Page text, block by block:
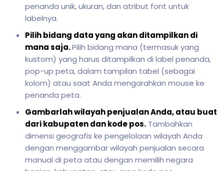
penanda unik, ukuran, dan atribut font untuk
labelnya.
Pilih bidang data yang akan ditampilkan di
mana saja.Pilih bidang mana (termasuk yang
kustom) yang harus ditampilkan di label penanda,
pop-up peta, dalam tampilan tabel (sebagai
kolom) atau saat Anda mengarahkan mouse ke
penanda peta.
Gambarlah wilayah penjualan Anda, atau buat
dari kabupaten dan kode pos. Tambahkan
dimensi geografis ke pengelolaan wilayah Anda
dengan menggambar wilayah penjualan secara
manual di peta atau dengan memilih negara